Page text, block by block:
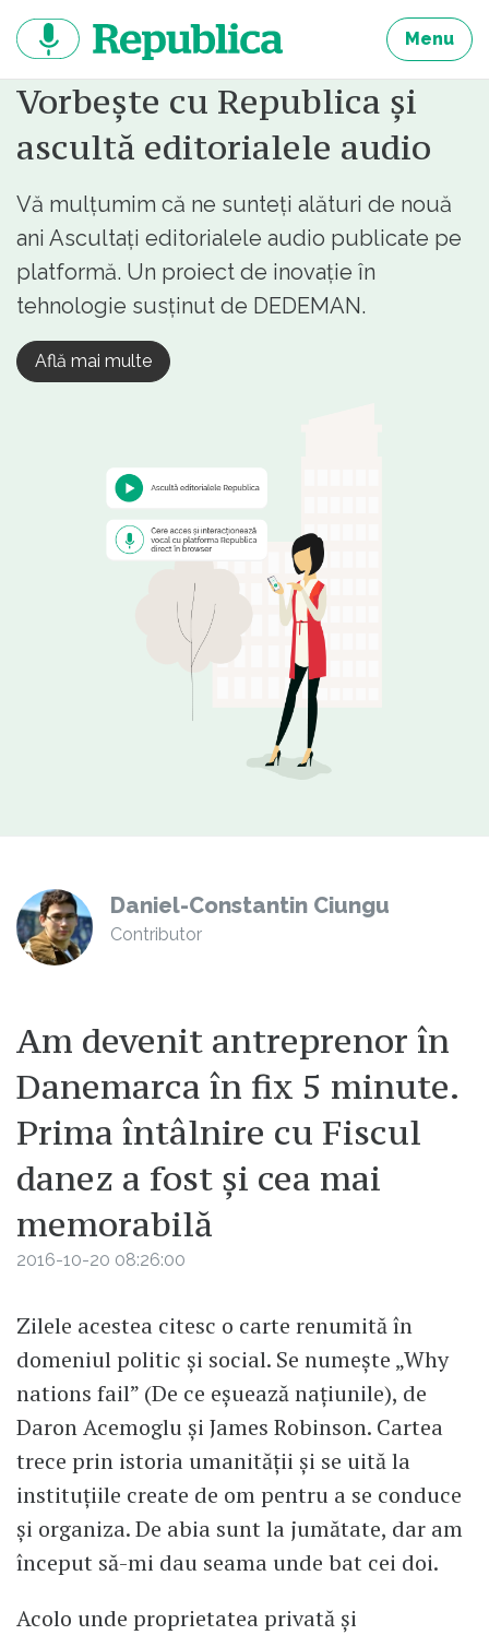
continut
Menu
Vorbește cu Republica și
ascultă editorialele audio
Vă mulțumim că ne sunteți alături de nouă
ani Ascultați editorialele audio publicate pe
platformă. Un proiect de inovație în
tehnologie susținut de DEDEMAN.
Află mai multe
Daniel-Constantin Ciungu
Contributor
Am devenit antreprenor în
Danemarca în fix 5 minute.
Prima întâlnire cu Fiscul
danez a fost și cea mai
memorabilă
2016-10-20 08:26:00
Zilele acestea citesc o carte renumită în
domeniul politic și social. Se numește „Why
nations fail” (De ce eșuează națiunile), de
Daron Acemoglu și James Robinson. Cartea
trece prin istoria umanității și se uită la
instituțiile create de om pentru a se conduce
și organiza. De abia sunt la jumătate, dar am
început să-mi dau seama unde bat cei doi.
Acolo unde proprietatea privată și